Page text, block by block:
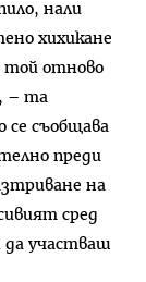
нали
хихикане
той отново
– та
се съобщава
преди
на
сред
участваш